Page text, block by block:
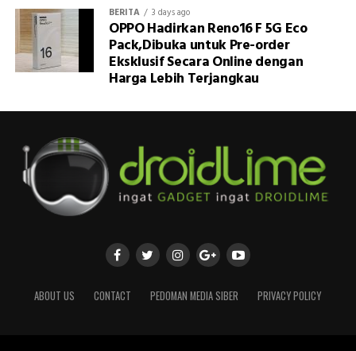
BERITA 3 days ago
OPPO Hadirkan Reno16 F 5G Eco
Pack,Dibuka untuk Pre-order
Eksklusif Secara Online dengan
Harga Lebih Terjangkau
ABOUT US CONTACT PEDOMAN MEDIA SIBER PRIVACY POLICY